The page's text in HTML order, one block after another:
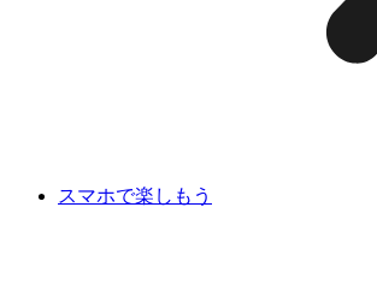
スマホで楽しもう